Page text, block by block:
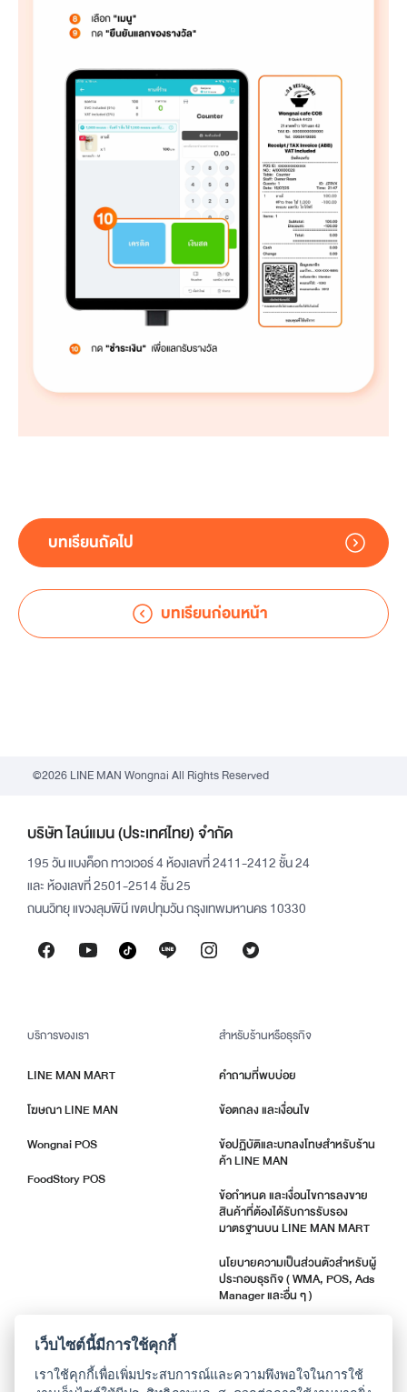
บทเรียนก่อนหน้า
บทเรียนถัดไป
©2026 LINE MAN Wongnai All Rights Reserved
บริษัท ไลน์แมน (ประเทศไทย) จำกัด
195 วัน แบงค็อก ทาวเวอร์ 4 ห้องเลขที่ 2411-2412 ชั้น 24
และ ห้องเลขที่ 2501-2514 ชั้น 25
ถนนวิทยุ แขวงลุมพินี เขตปทุมวัน กรุงเทพมหานคร 10330
บริการของเรา
LINE MAN MART
โฆษณา LINE MAN
Wongnai POS
FoodStory POS
สำหรับร้านหรือธุรกิจ
คำถามที่พบบ่อย
ข้อตกลง และเงื่อนไข
ข้อปฏิบัติและบทลงโทษสำหรับร้าน
ค้า LINE MAN
ข้อกำหนด และเงื่อนไขการลงขาย
สินค้าที่ต้องได้รับการรับรอง
มาตรฐานบน LINE MAN MART
นโยบายความเป็นส่วนตัวสำหรับผู้
ประกอบธุรกิจ ( WMA, POS, Ads
Manager และอื่น ๆ )
แจ้งอัปเดตแอปพลิเคชัน
เว็บไซต์นี้มีการใช้คุกกี้
เราใช้คุกกี้เพื่อเพิ่มประสบการณ์และความพึงพอใจในการใช้